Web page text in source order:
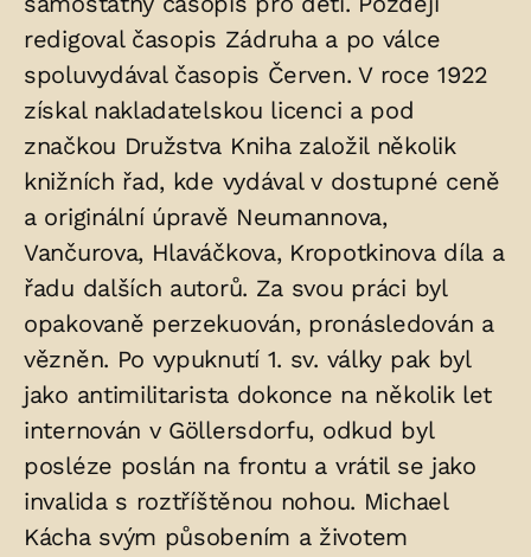
redigoval časopis Zádruha a po válce
spoluvydával časopis Červen. V roce 1922
získal nakladatelskou licenci a pod
značkou Družstva Kniha založil několik
knižních řad, kde vydával v dostupné ceně
a originální úpravě Neumannova,
Vančurova, Hlaváčkova, Kropotkinova díla a
řadu dalších autorů. Za svou práci byl
opakovaně perzekuován, pronásledován a
vězněn. Po vypuknutí 1. sv. války pak byl
jako antimilitarista dokonce na několik let
internován v Göllersdorfu, odkud byl
posléze poslán na frontu a vrátil se jako
invalida s roztříštěnou nohou. Michael
Kácha svým působením a životem